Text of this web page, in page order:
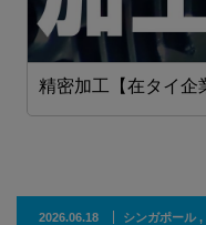
精密加工【在タイ企
2026.06.18 シンガポール,